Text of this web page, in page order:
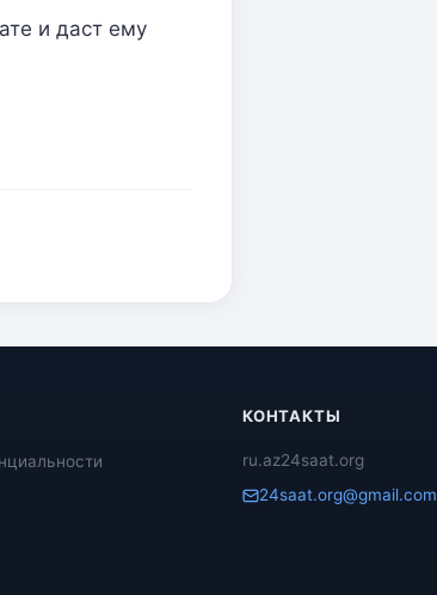
и даст ему
КОНТАКТЫ
ru.az24saat.org
24saat.org@gmail.com